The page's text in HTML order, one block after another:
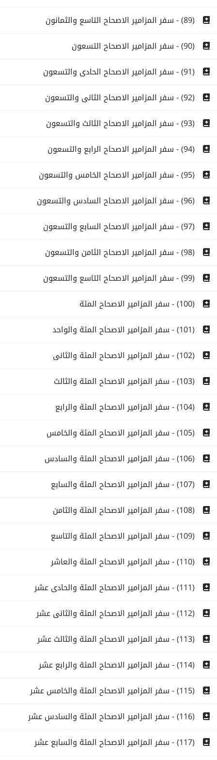
(89) - سفر المزامير الاصحاح التاسع والثمانون
(90) - سفر المزامير الاصحاح التسعون
(91) - سفر المزامير الاصحاح الحادى والتسعون
(92) - سفر المزامير الاصحاح الثانى والتسعون
(93) - سفر المزامير الاصحاح الثالث والتسعون
(94) - سفر المزامير الاصحاح الرابع والتسعون
(95) - سفر المزامير الاصحاح الخامس والتسعون
(96) - سفر المزامير الاصحاح السادس والتسعون
(97) - سفر المزامير الاصحاح السابع والتسعون
(98) - سفر المزامير الاصحاح الثامن والتسعون
(99) - سفر المزامير الاصحاح التاسع والتسعون
(100) - سفر المزامير الاصحاح المئة
(101) - سفر المزامير الاصحاح المئة والواحد
(102) - سفر المزامير الاصحاح المئة والثانى
(103) - سفر المزامير الاصحاح المئة والثالث
(104) - سفر المزامير الاصحاح المئة والرابع
(105) - سفر المزامير الاصحاح المئة والخامس
(106) - سفر المزامير الاصحاح المئة والسادس
(107) - سفر المزامير الاصحاح المئة والسابع
(108) - سفر المزامير الاصحاح المئة والثامن
(109) - سفر المزامير الاصحاح المئة والتاسع
(110) - سفر المزامير الاصحاح المئة والعاشر
(111) - سفر المزامير الاصحاح المئة والحادى عشر
(112) - سفر المزامير الاصحاح المئة والثانى عشر
(113) - سفر المزامير الاصحاح المئة والثالث عشر
(114) - سفر المزامير الاصحاح المئة والرابع عشر
(115) - سفر المزامير الاصحاح المئة والخامس عشر
(116) - سفر المزامير الاصحاح المئة والسادس عشر
(117) - سفر المزامير الاصحاح المئة والسابع عشر